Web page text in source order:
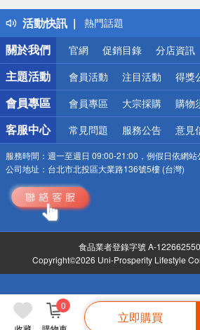
0
立即購買
活動快訊
得獎公告
熱門話題
銀行優惠
偏遠地區配送
詐騙網頁！請小心！
關於我們
官網 促銷目錄 分店資訊
主題活動 會員活動 注目活動 得獎
會員專區 會員專區 大宗採購 購物
客服中心 常見問題 服務公告 意見
服務時間： 週一至週日 09:00-21:00，例假日依網站
公司地址： 台北市北投區大業路136號5樓 (台灣)
食品業者登錄字號 A-
Copyright©2026 Uni-Prosperity Lifestyle